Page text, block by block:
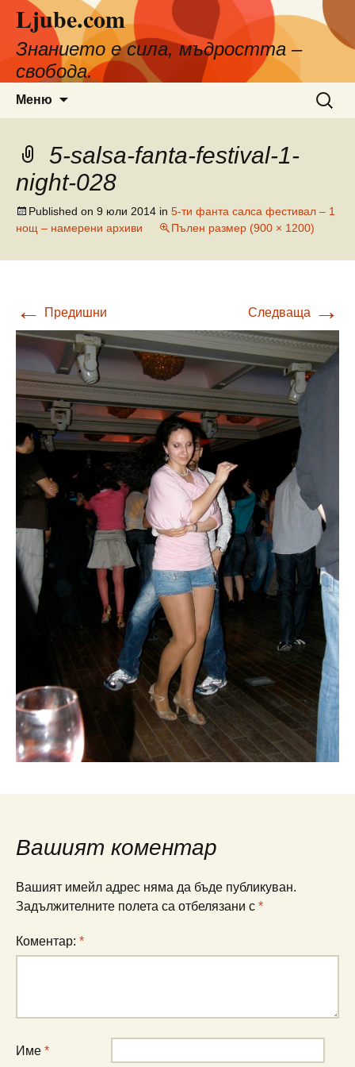
съдържанието
Ljube.com
Знанието е сила, мъдростта –
свобода.
Меню
за:
5-salsa-fanta-festival-1-
night-028
Published on 9 юли 2014 in 5-ти фанта салса фестивал – 1
нощ – намерени архиви
Пълен размер (900 × 1200)
← Предишни Следваща →
Вашият коментар
Вашият имейл адрес няма да бъде публикуван.
Задължителните полета са отбелязани с *
Коментар: *
Име *